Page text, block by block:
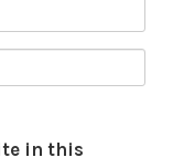
in this